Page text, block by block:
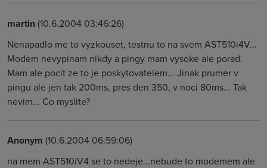
martin(10.6.2004 03:46:26)
Nenapadlo me to vyzkouset, testnu to na svem AST510i4V...
Modem nevypinam nikdy a pingy mam vysoke ale porad.
Mam ale pocit ze to je poskytovatelem... Jinak prumer v
pingu ale jen tak 200ms, pres den 350, v noci 80ms... Tak
nevim... Co myslite?
Anonym (10.6.2004 06:59:06)
na mem AST510iV4 se to nedeje...nebude to modemem ale